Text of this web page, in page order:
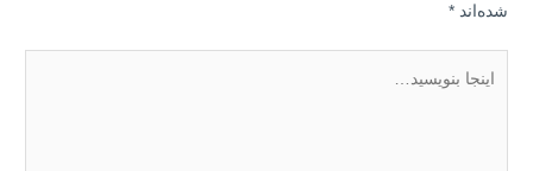
شده‌اند*
بنویسید…